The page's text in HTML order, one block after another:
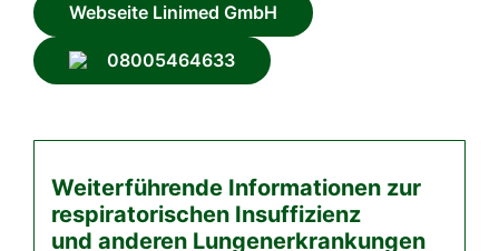
Webseite Linimed GmbH
08005464633
Weiterführende Informationen zur
respiratorischen Insuffizienz
und anderen Lungenerkrankungen